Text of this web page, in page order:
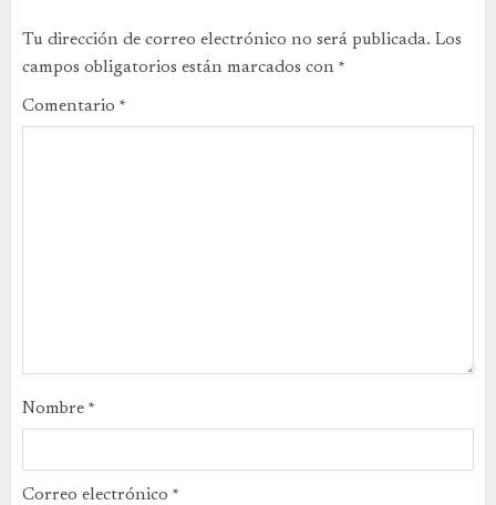
Tu dirección de correo electrónico no será publicada. Los
campos obligatorios están marcados con *
Comentario *
Nombre *
Correo electrónico *